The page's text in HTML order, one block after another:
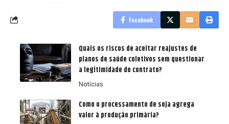
Facebook
Quais os riscos de aceitar reajustes de
planos de saúde coletivos sem questionar
a legitimidade do contrato?
Notícias
Como o processamento de soja agrega
valor à produção primária?